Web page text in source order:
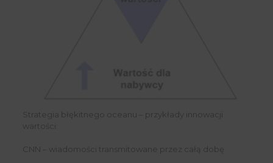
Strategia błękitnego oceanu – przykłady innowacji
wartości:
CNN – wiadomości transmitowane przez całą dobę